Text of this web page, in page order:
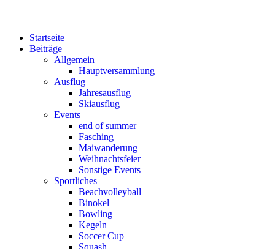
Startseite
Beiträge
Allgemein
Hauptversammlung
Ausflug
Jahresausflug
Skiausflug
Events
end of summer
Fasching
Maiwanderung
Weihnachtsfeier
Sonstige Events
Sportliches
Beachvolleyball
Binokel
Bowling
Kegeln
Soccer Cup
Squash